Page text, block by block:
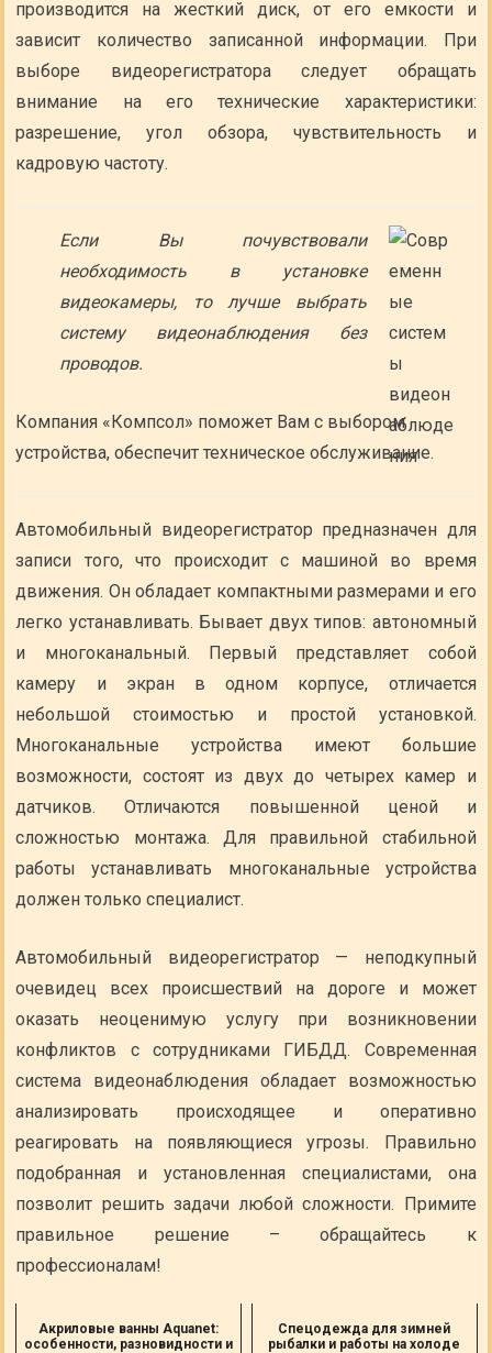
производится на жесткий диск, от его емкости и
зависит количество записанной информации. При
выборе видеорегистратора следует обращать
внимание на его технические характеристики:
разрешение, угол обзора, чувствительность и
кадровую частоту.
Если Вы почувствовали
необходимость в установке
видеокамеры, то лучше выбрать
систему видеонаблюдения без
проводов.
Компания «Компсол» поможет Вам с выбором
устройства, обеспечит техническое обслуживание.
Автомобильный видеорегистратор предназначен для
записи того, что происходит с машиной во время
движения. Он обладает компактными размерами и его
легко устанавливать. Бывает двух типов: автономный
и многоканальный. Первый представляет собой
камеру и экран в одном корпусе, отличается
небольшой стоимостью и простой установкой.
Многоканальные устройства имеют большие
возможности, состоят из двух до четырех камер и
датчиков. Отличаются повышенной ценой и
сложностью монтажа. Для правильной стабильной
работы устанавливать многоканальные устройства
должен только специалист.
Автомобильный видеорегистратор — неподкупный
очевидец всех происшествий на дороге и может
оказать неоценимую услугу при возникновении
конфликтов с сотрудниками ГИБДД. Современная
система видеонаблюдения обладает возможностью
анализировать происходящее и оперативно
реагировать на появляющиеся угрозы. Правильно
подобранная и установленная специалистами, она
позволит решить задачи любой сложности. Примите
правильное решение – обращайтесь к
профессионалам!
Акриловые ванны Aquanet:
особенности, разновидности и
Спецодежда для зимней
рыбалки и работы на холоде